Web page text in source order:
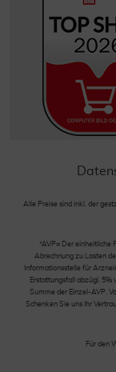
Alle Preise sind inkl. der
*AVP= Der einheitliche
Abrechnung zu Lasten
Informationsstelle für
Erstattungsfall abzügl. 5%
Summe der Einzel-AVP.
Schenken Sie uns Ihr
Für den